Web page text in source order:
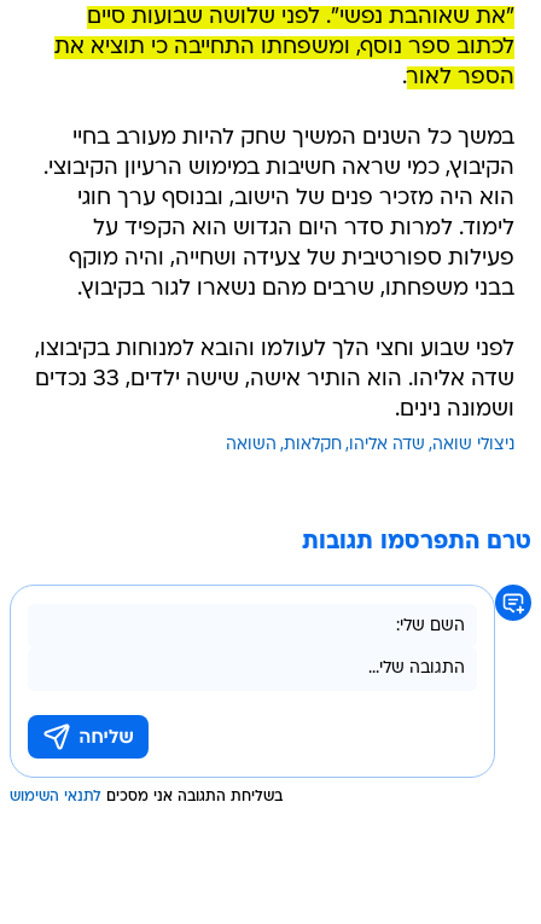
"את שאוהבת נפשי". לפני שלושה שבועות סיים
לכתוב ספר נוסף, ומשפחתו התחייבה כי תוציא את
הספר לאור.
במשך כל השנים המשיך שחק להיות מעורב בחיי
הקיבוץ, כמי שראה חשיבות במימוש הרעיון הקיבוצי.
הוא היה מזכיר פנים של הישוב, ובנוסף ערך חוגי
לימוד. למרות סדר היום הגדוש הוא הקפיד על
פעילות ספורטיבית של צעידה ושחייה, והיה מוקף
בבני משפחתו, שרבים מהם נשארו לגור בקיבוץ.
לפני שבוע וחצי הלך לעולמו והובא למנוחות בקיבוצו,
שדה אליהו. הוא הותיר אישה, שישה ילדים, 33 נכדים
ושמונה נינים.
ניצולי שואה שדה אליהו חקלאות השואה
טרם התפרסמו תגובות
בשליחת התגובה אני מסכים לתנאי השימוש